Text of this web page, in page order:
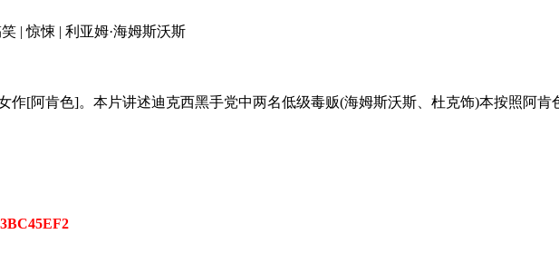
| 惊悚 | 利亚姆·海姆斯沃斯
[阿肯色]。本片讲述迪克西黑手党中两名低级毒贩(海姆斯沃斯、杜克饰)本按照阿肯